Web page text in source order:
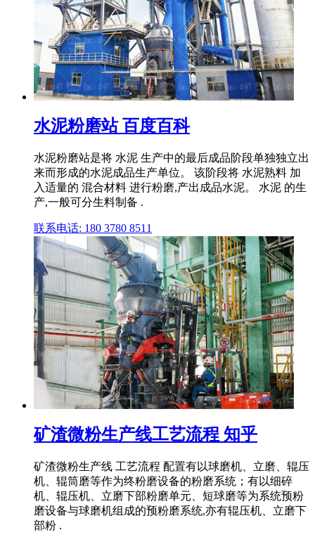
水泥粉磨站 百度百科
水泥粉磨站是将 水泥 生产中的最后成品阶段单独独立出
来而形成的水泥成品生产单位。 该阶段将 水泥熟料 加
入适量的 混合材料 进行粉磨,产出成品水泥。 水泥 的生
产,一般可分生料制备 .
联系电话: 180 3780 8511
矿渣微粉生产线工艺流程 知乎
矿渣微粉生产线 工艺流程 配置有以球磨机、立磨、辊压
机、辊筒磨等作为终粉磨设备的粉磨系统；有以细碎
机、辊压机、立磨下部粉磨单元、短球磨等为系统预粉
磨设备与球磨机组成的预粉磨系统,亦有辊压机、立磨下
部粉 .